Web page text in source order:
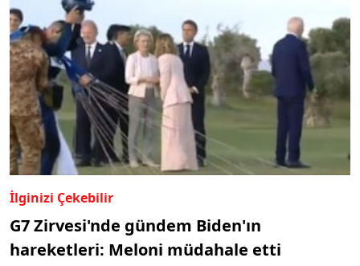
İlginizi Çekebilir
G7 Zirvesi'nde gündem Biden'ın
hareketleri: Meloni müdahale etti